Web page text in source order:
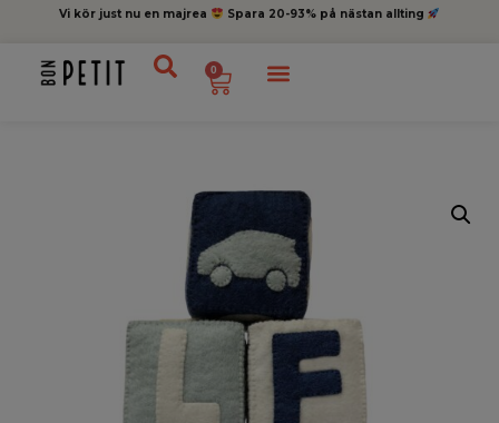
Vi kör just nu en majrea Spara 20-93% på nästan allting
0